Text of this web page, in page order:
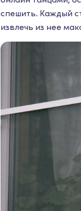
спешить. Каждый
извлечь из нее